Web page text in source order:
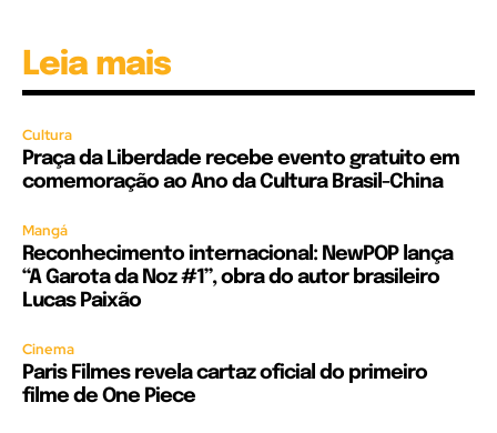
Leia mais
Cultura
Praça da Liberdade recebe evento gratuito em
comemoração ao Ano da Cultura Brasil-China
Mangá
Reconhecimento internacional: NewPOP lança
“A Garota da Noz #1”, obra do autor brasileiro
Lucas Paixão
Cinema
Paris Filmes revela cartaz oficial do primeiro
filme de One Piece